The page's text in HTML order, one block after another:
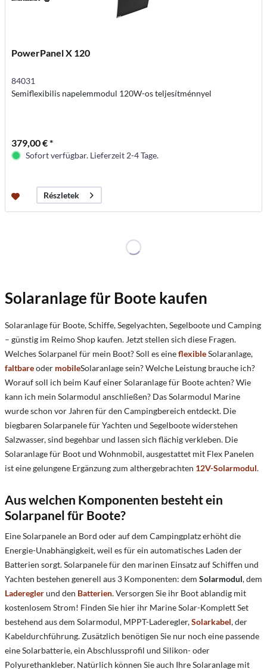
PowerPanel X 120
84031
Semiflexibilis napelemmodul 120W-os teljesítménnyel
379,00 € *
Sofort verfügbar. Lieferzeit 2-4 Tage.
Részletek
Solaranlage für Boote kaufen
Solaranlage für Boote, Schiffe, Segelyachten, Segelboote und Camping
– günstig im Reimo Shop kaufen. Jetzt stellen sich diese Fragen.
Welches Solarpanel für mein Boot? Soll es eineflexibleSolaranlage,
faltbareoder mobileSolaranlage sein? Welche Leistung brauche ich?
Worauf soll ich beim Kauf einer Solaranlage für Boote achten? Wie
kann ich mein Solarmodul anschließen? Das Solarmodul Marine
wurde schon vor Jahren für den Campingbereich entdeckt. Die
biegbaren Solarpanele für Yachten und Segelboote widerstehen
Salzwasser, sind begehbar und lassen sich flächig verkleben. Die
Solaranlage für Boot und Wohnmobil, ausgestattet mit Flex Panelen
ist eine gelungene Ergänzung zum althergebrachten 12V-Solarmodul.
Aus welchen Komponenten besteht ein
Solarpanel für Boote?
Eine Solarpanele an Bord oder auf dem Campingplatz erhöht die
Energie-Unabhängigkeit, weil es für ein automatisches Laden der
Batterien sorgt. Solarpanele für den marinen Einsatz auf Schiffen und
Yachten bestehen generell aus 3 Komponenten: dem Solarmodul, dem
Ladereglerund den Batterien.Versorgen Sie ihr Boot ablandig mit
kostenlosem Strom! Finden Sie hier ihr Marine Solar-Komplett Set
bestehend aus dem Solarmodul, MPPT-Laderegler,Solarkabel, der
Kabeldurchführung. Zusätzlich benötigen Sie nur noch eine passende
eine Solarbatterie, ein Abschlussprofil und Silikon- oder
Polyurethankleber. Natürlich können Sie auch Ihre Solaranlage mit